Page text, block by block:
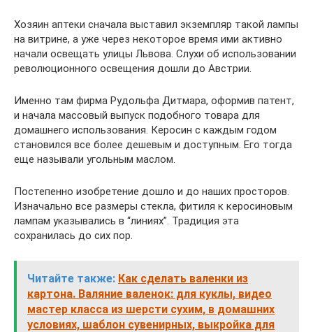
Хозяин аптеки сначала выставил экземпляр такой лампы
на витрине, а уже через некоторое время ими активно
начали освещать улицы Львова. Слухи об использовании
революционного освещения дошли до Австрии.
Именно там фирма Рудольфа Дитмара, оформив патент,
и начала массовый выпуск подобного товара для
домашнего использования. Керосин с каждым годом
становился все более дешевым и доступным. Его тогда
еще называли угольным маслом.
Постепенно изобретение дошло и до наших просторов.
Изначально все размеры стекла, фитиля к керосиновым
лампам указывались в “линиях”. Традиция эта
сохранилась до сих пор.
Читайте также: Как сделать валенки из
картона. Валяние валенок: для куклы, видео
мастер класса из шерсти сухим, в домашних
условиях, шаблон сувенирных, выкройка для